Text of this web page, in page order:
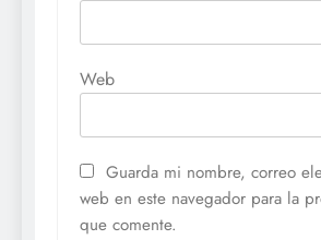
Web
Guarda mi nombre, correo
web en este navegador para la
que comente.